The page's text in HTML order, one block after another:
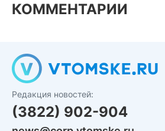
КОММЕНТАРИИ
Редакция новостей:
(3822) 902-904